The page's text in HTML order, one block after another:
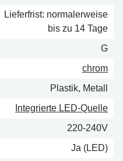
Lieferfrist: normalerweise
bis zu 14 Tage
G
chrom
Plastik, Metall
Integrierte LED-Quelle
220-240V
Ja (LED)